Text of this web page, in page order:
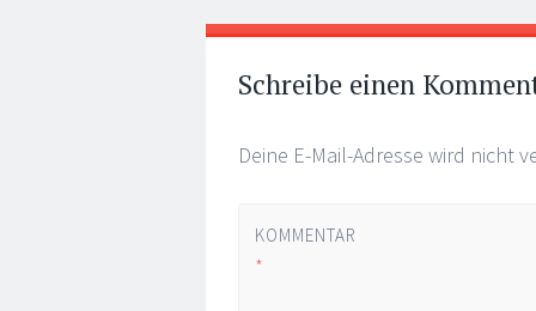
Artikel-
Navigation
←
→
Schreibe einen
Deine E-Mail-Adresse wird nicht
KOMMENTAR
*